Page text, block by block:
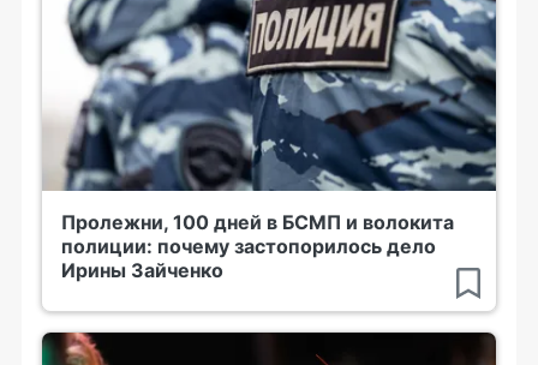
Пролежни, 100 дней в БСМП и волокита
полиции: почему застопорилось дело
Ирины Зайченко